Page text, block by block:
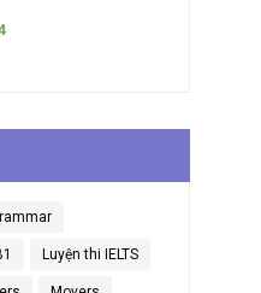
Luyện thi IELTS